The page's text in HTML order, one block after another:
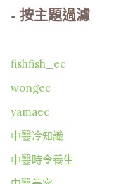
- 按主題過濾
fishfish_ec
wongec
yamaec
中醫冷知識
中醫時令養生